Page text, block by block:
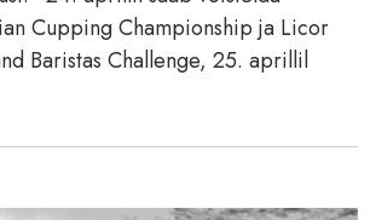
Cupping Championship ja Licor
Baristas Challenge, 25. aprillil